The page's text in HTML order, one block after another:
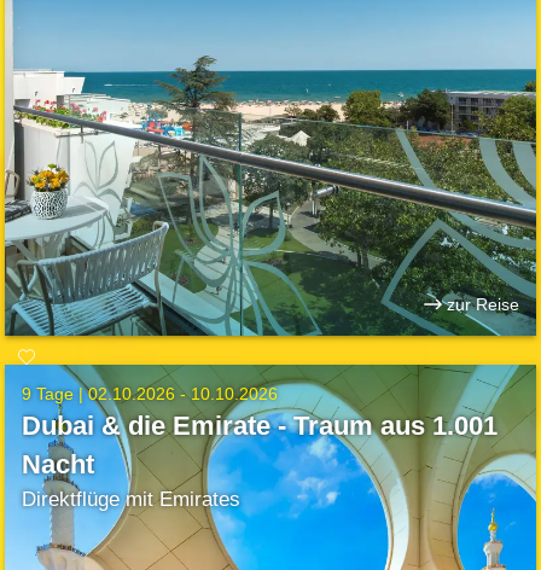
zur Reise
9 Tage |02.10.2026 - 10.10.2026
Dubai & die Emirate - Traum aus 1.001
Nacht
Direktflüge mit Emirates